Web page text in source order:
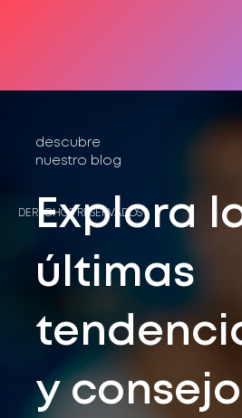
descubre
nuestro blog
Explora
últimas
y
DERECHOS RESERVADOS®